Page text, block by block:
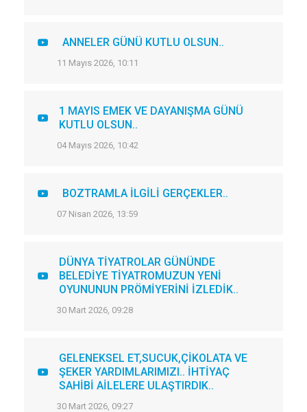
ANNELER GÜNÜ KUTLU OLSUN..
11 Mayıs 2026, 10:11
1 MAYIS EMEK VE DAYANIŞMA GÜNÜ
KUTLU OLSUN..
04 Mayıs 2026, 10:42
BOZTRAMLA İLGİLİ GERÇEKLER..
07 Nisan 2026, 13:59
DÜNYA TİYATROLAR GÜNÜNDE
BELEDİYE TİYATROMUZUN YENİ
OYUNUNUN PRÖMİYERİNİ İZLEDİK..
30 Mart 2026, 09:28
GELENEKSEL ET,SUCUK,ÇİKOLATA VE
ŞEKER YARDIMLARIMIZI.. İHTİYAÇ
SAHİBİ AİLELERE ULAŞTIRDIK..
30 Mart 2026, 09:27